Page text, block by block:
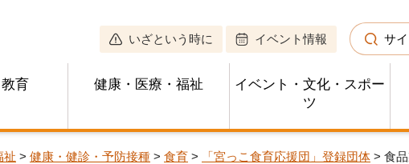
いざという時に イベント情報 サ
育 健康・医療・福祉
イベント・文化・スポー
ツ
祉 > 健康・健診・予防接種 > 食育 > 「宮っこ食育応援団」登録団体 > 食